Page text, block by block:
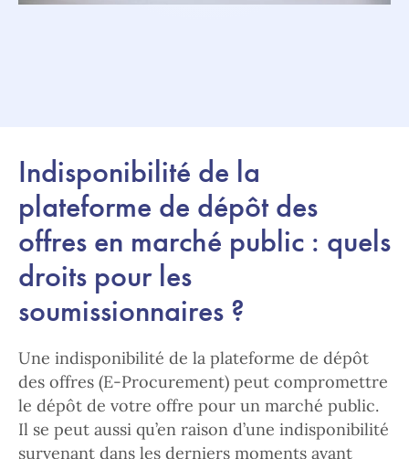
Indisponibilité de la
plateforme de dépôt des
offres en marché public : quels
droits pour les
soumissionnaires ?
Une indisponibilité de la plateforme de dépôt
des offres (E-Procurement) peut compromettre
le dépôt de votre offre pour un marché public.
Il se peut aussi qu’en raison d’une indisponibilité
survenant dans les derniers moments avant